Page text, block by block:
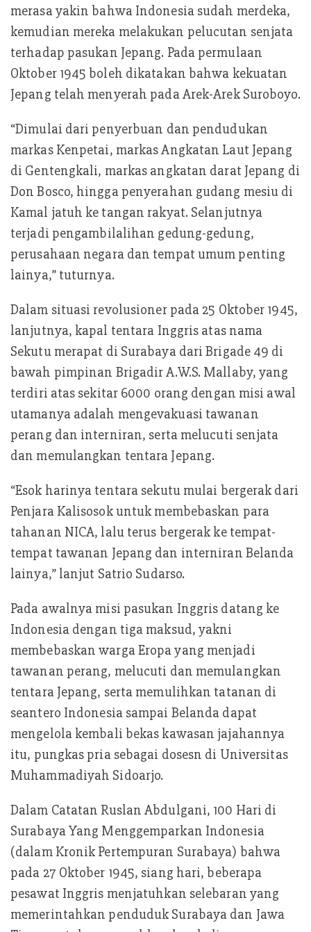
merasa yakin bahwa Indonesia sudah merdeka,
kemudian mereka melakukan pelucutan senjata
terhadap pasukan Jepang. Pada permulaan
Oktober 1945 boleh dikatakan bahwa kekuatan
Jepang telah menyerah pada Arek-Arek Suroboyo.
“Dimulai dari penyerbuan dan pendudukan
markas Kenpetai, markas Angkatan Laut Jepang
di Gentengkali, markas angkatan darat Jepang di
Don Bosco, hingga penyerahan gudang mesiu di
Kamal jatuh ke tangan rakyat. Selanjutnya
terjadi pengambilalihan gedung-gedung,
perusahaan negara dan tempat umum penting
lainya,” tuturnya.
Dalam situasi revolusioner pada 25 Oktober 1945,
lanjutnya, kapal tentara Inggris atas nama
Sekutu merapat di Surabaya dari Brigade 49 di
bawah pimpinan Brigadir A.W.S. Mallaby, yang
terdiri atas sekitar 6000 orang dengan misi awal
utamanya adalah mengevakuasi tawanan
perang dan interniran, serta melucuti senjata
dan memulangkan tentara Jepang.
“Esok harinya tentara sekutu mulai bergerak dari
Penjara Kalisosok untuk membebaskan para
tahanan NICA, lalu terus bergerak ke tempat-
tempat tawanan Jepang dan interniran Belanda
lainya,” lanjut Satrio Sudarso.
Pada awalnya misi pasukan Inggris datang ke
Indonesia dengan tiga maksud, yakni
membebaskan warga Eropa yang menjadi
tawanan perang, melucuti dan memulangkan
tentara Jepang, serta memulihkan tatanan di
seantero Indonesia sampai Belanda dapat
mengelola kembali bekas kawasan jajahannya
itu, pungkas pria sebagai dosesn di Universitas
Muhammadiyah Sidoarjo.
Dalam Catatan Ruslan Abdulgani, 100 Hari di
Surabaya Yang Menggemparkan Indonesia
(dalam Kronik Pertempuran Surabaya) bahwa
pada 27 Oktober 1945, siang hari, beberapa
pesawat Inggris menjatuhkan selebaran yang
memerintahkan penduduk Surabaya dan Jawa